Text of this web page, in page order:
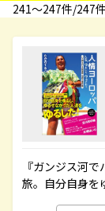
241〜247件/247
『ガンジス河
旅。自分自身を